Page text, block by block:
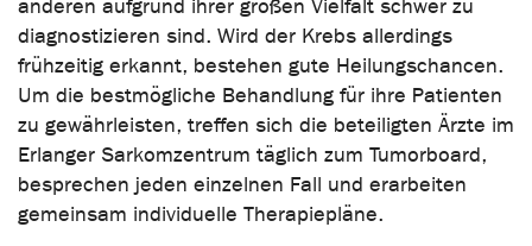
anderen aufgrund ihrer großen Vielfalt schwer zu
diagnostizieren sind. Wird der Krebs allerdings
frühzeitig erkannt, bestehen gute Heilungschancen.
Um die bestmögliche Behandlung für ihre Patienten
zu gewährleisten, treffen sich die beteiligten Ärzte im
Erlanger Sarkomzentrum täglich zum Tumorboard,
besprechen jeden einzelnen Fall und erarbeiten
gemeinsam individuelle Therapiepläne.